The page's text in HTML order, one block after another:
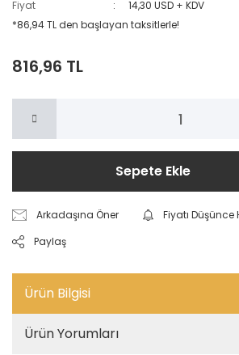
Fiyat
14,30 USD + KDV
*86,94 TL den başlayan taksitlerle!
816,96 TL
Sepete Ekle
Arkadaşına Öner
Fiyatı Düşünce
Paylaş
Ürün Bilgisi
Ürün Yorumları